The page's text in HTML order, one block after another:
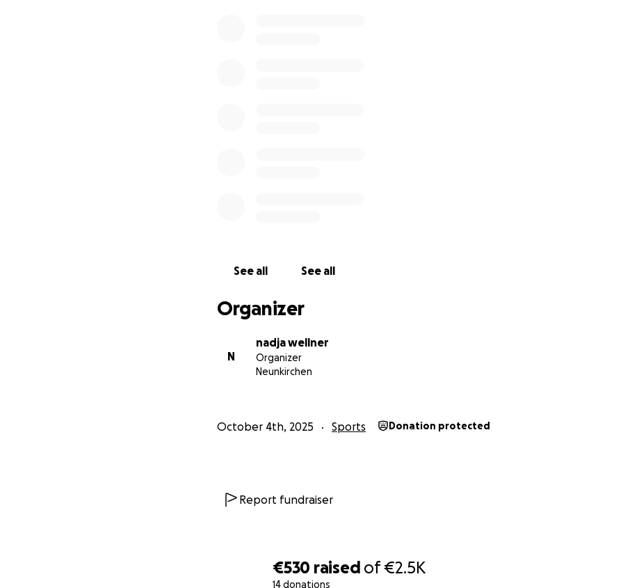
€530 raised of€2.5K
14 donations
See all See all
Organizer
N
nadja wellner
Organizer
Neunkirchen
October 4th, 2025 Sports Donation protected
Report fundraiser